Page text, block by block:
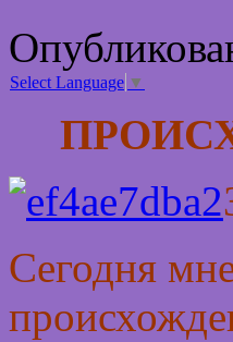
Select Language ▼
Сегодня